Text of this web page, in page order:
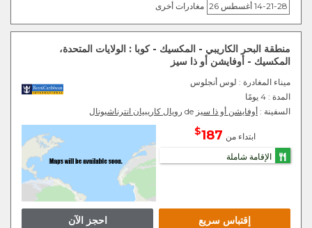
14-21-28 أغسطس 26 مغادرات أخرى
منطقة البحر الكاريبي - المكسيك - كوبا : الولايات المتحدة،
المكسيك - أوفايشن أو ذا سيز
ميناء المغادرة : لوس أنجلوس
المدة : 4 يومًا
السفينة : أوفايشن أو ذا سيز رويال كاريبيان انترناشيونال
ابتداء من 187
$
الإقامة شاملة
احجز الآن إقتباس سريع